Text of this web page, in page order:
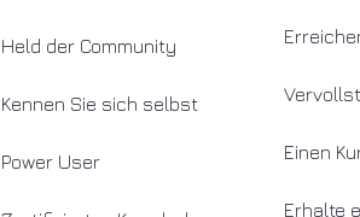
Held der Community
Kennen Sie sich selbst
Power User Einen
Erhalte